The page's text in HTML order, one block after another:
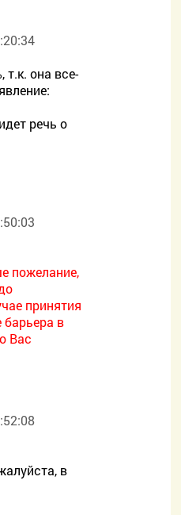
т.к. она все-
речь о
пожелание,
принятия
барьера в
Вас
в